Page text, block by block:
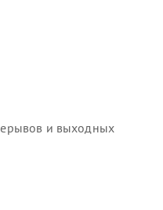
и выходных